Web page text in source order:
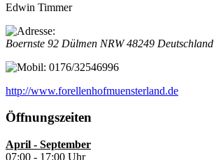
Edwin Timmer
Boernste 92 Dülmen NRW48249 Deutschland
0176/32546996
http://www.forellenhofmuensterland.de
Öffnungszeiten
April - September
07:00 - 17:00 Uhr